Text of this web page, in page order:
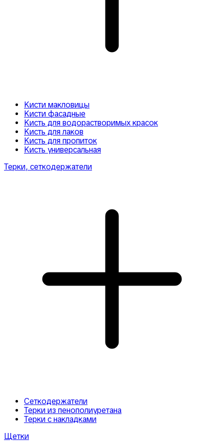
Кисти макловицы
Кисти фасадные
Кисть для водорастворимых красок
Кисть для лаков
Кисть для пропиток
Кисть универсальная
Терки, сеткодержатели
Сеткодержатели
Терки из пенополиуретана
Терки с накладками
Щетки